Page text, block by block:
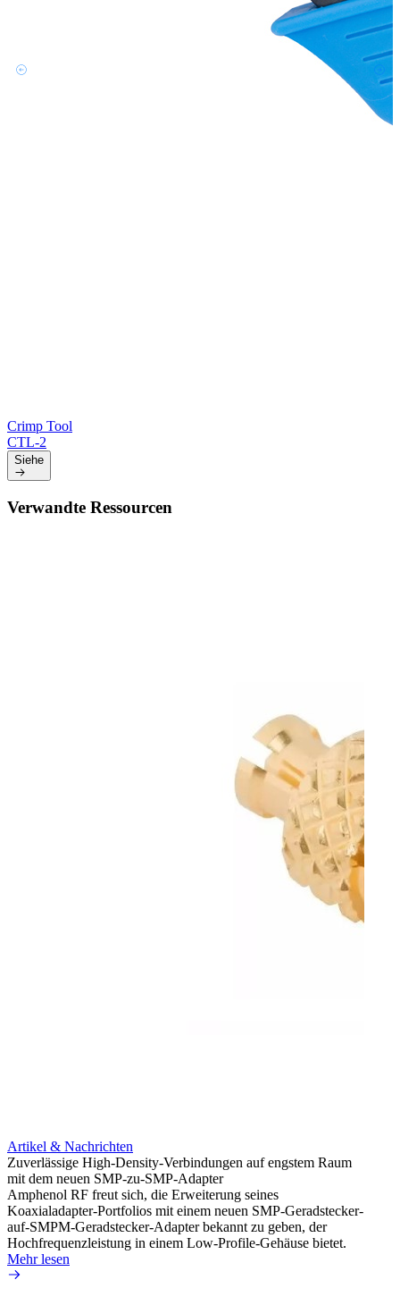
Crimp Tool
CTL-2
Siehe
Verwandte Ressourcen
Artikel & Nachrichten
Zuverlässige High-Density-Verbindungen auf engstem Raum
mit dem neuen SMP-zu-SMP-Adapter
Amphenol RF freut sich, die Erweiterung seines
Koaxialadapter-Portfolios mit einem neuen SMP-Geradstecker-
auf-SMPM-Geradstecker-Adapter bekannt zu geben, der
Hochfrequenzleistung in einem Low-Profile-Gehäuse bietet.
Mehr lesen